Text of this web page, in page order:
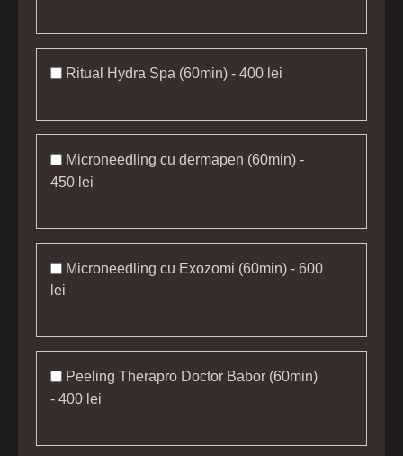
Ritual Hydra Spa (60min) - 400 lei
Microneedling cu dermapen (60min) -
450 lei
Microneedling cu Exozomi (60min) - 600
lei
Peeling Therapro Doctor Babor (60min)
- 400 lei